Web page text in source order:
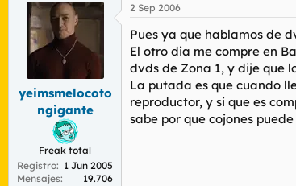
yeimsmelocoto
ngigante
Freak total
Registro
1 Jun 2005
Mensajes
19.706
2 Sep 2006
Pues ya que hablamos de
El otro dia me compre en
dvds de Zona 1, y dije que
La putada es que cuando
reproductor, y si que es
sabe por que cojones